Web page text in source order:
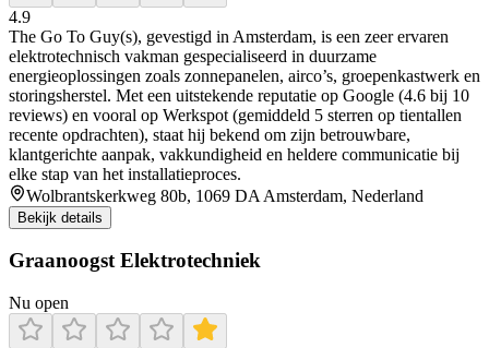
4.9
The Go To Guy(s), gevestigd in Amsterdam, is een zeer ervaren
elektrotechnisch vakman gespecialiseerd in duurzame
energieoplossingen zoals zonnepanelen, airco’s, groepenkastwerk en
storingsherstel. Met een uitstekende reputatie op Google (4.6 bij 10
reviews) en vooral op Werkspot (gemiddeld 5 sterren op tientallen
recente opdrachten), staat hij bekend om zijn betrouwbare,
klantgerichte aanpak, vakkundigheid en heldere communicatie bij
elke stap van het installatieproces.
Wolbrantskerkweg 80b, 1069 DA Amsterdam, Nederland
Bekijk details
Graanoogst Elektrotechniek
Nu open